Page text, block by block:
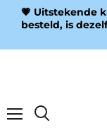
💗 Uitstekende
besteld, is